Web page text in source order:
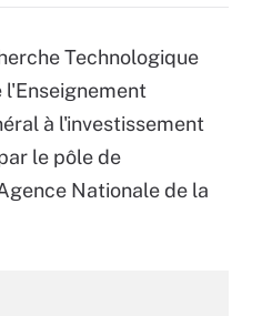
Technologique
l'Enseignement
à l'investissement
le pôle de
Nationale de la